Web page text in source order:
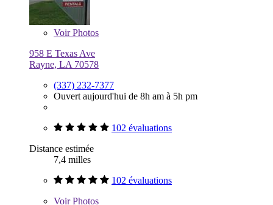
VoirPhotos
958 E Texas Ave
Rayne, LA 70578
(337) 232-7377
Ouvert aujourd'hui de 8h am à 5h pm
102 évaluations
Distance estimée
7,4 milles
102 évaluations
VoirPhotos